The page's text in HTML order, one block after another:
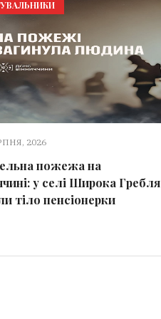
2026
пожежа на
у селі Широка Гребля
тіло пенсіонерки